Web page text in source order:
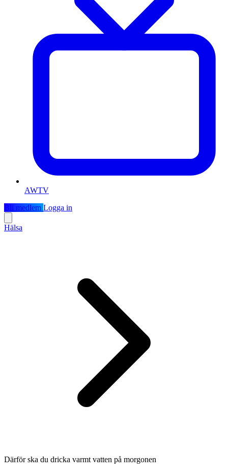
AWTV
Bli medlem Logga in
Hälsa
Därför ska du dricka varmt vatten på morgonen